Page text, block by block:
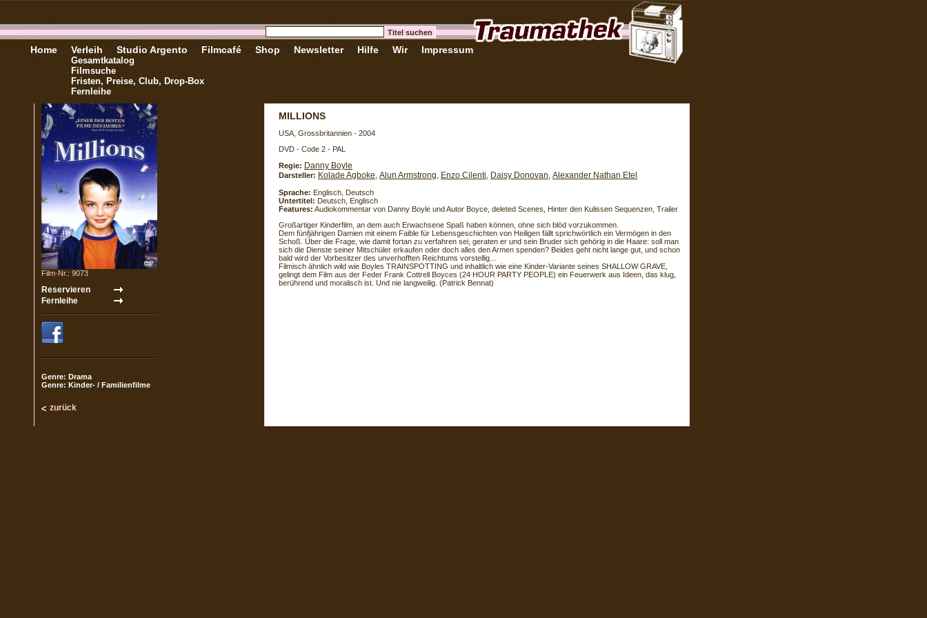
Home Verleih
Gesamtkatalog
Filmsuche
Fristen, Preise, Club, Drop-Box
Fernleihe
Studio Argento Filmcafé Shop Newsletter Hilfe Wir Impressum
Film-Nr.: 9073
Genre: Drama
Genre: Kinder- / Familienfilme
zurück
MILLIONS
USA, Grossbritannien - 2004
DVD - Code 2 - PAL
Regie: Danny Boyle
Darsteller: Kolade Agboke Alun Armstrong Enzo Cilenti Daisy Donovan Alexander Nathan Etel
Sprache: Englisch, Deutsch
Untertitel: Deutsch, Englisch
Features: Audiokommentar von Danny Boyle und Autor Boyce, deleted Scenes, Hinter den Kulissen Sequenzen, Trailer
Großartiger Kinderfilm, an dem auch Erwachsene Spaß haben können, ohne sich blöd vorzukommen.
Dem fünfjährigen Damien mit einem Faible für Lebensgeschichten von Heiligen fällt sprichwörtlich ein Vermögen in den
Schoß. Über die Frage, wie damit fortan zu verfahren sei, geraten er und sein Bruder sich gehörig in die Haare: soll man
sich die Dienste seiner Mitschüler erkaufen oder doch alles den Armen spenden? Beides geht nicht lange gut, und schon
bald wird der Vorbesitzer des unverhofften Reichtums vorstellig...
Filmisch ähnlich wild wie Boyles TRAINSPOTTING und inhaltlich wie eine Kinder-Variante seines SHALLOW GRAVE,
gelingt dem Film aus der Feder Frank Cottrell Boyces (24 HOUR PARTY PEOPLE) ein Feuerwerk aus Ideen, das klug,
berührend und moralisch ist. Und nie langweilig. (Patrick Bennat)